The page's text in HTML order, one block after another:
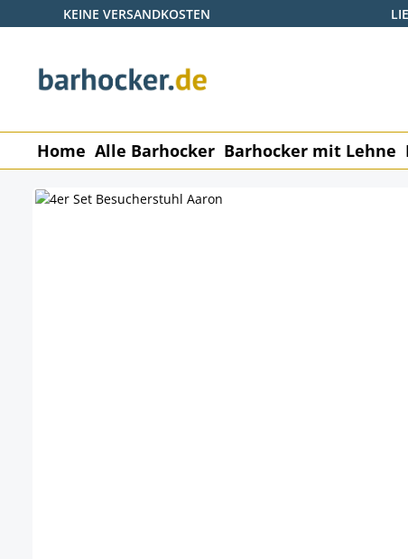
Hauptinhalt springen
Zur Suche springen
Zur Hauptnavigation springen
KEINE VERSANDKOSTEN
Home Alle Barhocker Barhocker mit Lehne